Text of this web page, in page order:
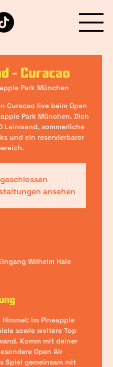
- Curacao
Park München
Curacao live beim Open
Park München. Dich
Leinwand, sommerliche
und ein reservierbarer
ansehen
Wilhelm Hale
Im Pineapple
sowie weitere Top
Komm mit deiner
Open Air
Spiel gemeinsam mit